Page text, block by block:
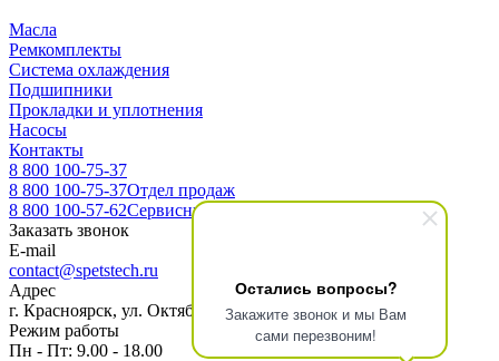
Остались вопросы?
Закажите звонок и мы Вам
сами перезвоним!
Масла
Ремкомплекты
Система охлаждения
Подшипники
Прокладки и уплотнения
Насосы
Контакты
8 800 100-75-37
8 800 100-75-37Отдел продаж
8 800 100-57-62Сервисный центр
Заказать звонок
E-mail
contact@spetstech.ru
Адрес
г. Красноярск, ул. Октябрьская 16, офис 3-10
Режим работы
Пн - Пт: 9.00 - 18.00